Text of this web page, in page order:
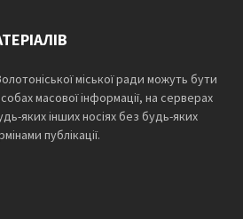
міської ради можуть бути
масової інформації, на серверах
яких інших носіях без будь-яких
публікації.